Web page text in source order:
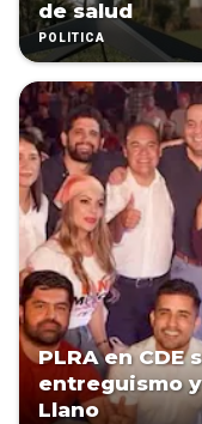
de salud
POLÍTICA
PLRA en
entreguismo
Llano